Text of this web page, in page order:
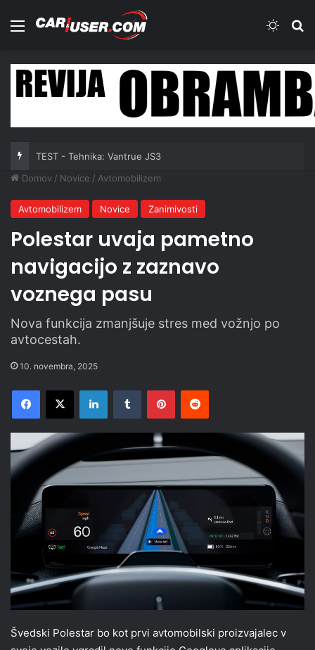
Meni
TEST - Tehnika: Vantrue JS3
Domov / Novice / Avtomobilizem
Avtomobilizem Novice Zanimivosti
Polestar uvaja pametno
navigacijo z zaznavo
voznega pasu
Nova funkcija zmanjšuje stres med vožnjo po
avtocestah.
10. novembra, 2025
Facebook
X LinkedInTumblr PinterestReddit
Švedski Polestar bo kot prvi avtomobilski proizvajalec v